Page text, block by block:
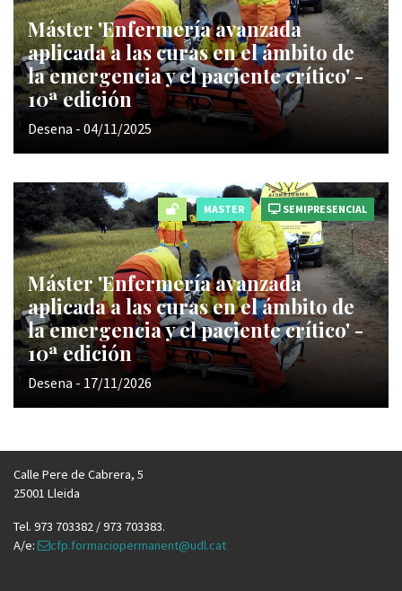
Máster 'Enfermería avanzada
aplicada a las curas en el ámbito de
la emergencia y el paciente crítico' -
10ª edición
Desena - 04/11/2025
MASTER SEMIPRESENCIAL
Máster 'Enfermería avanzada
aplicada a las curas en el ámbito de
la emergencia y el paciente crítico' -
10ª edición
Desena - 17/11/2026
Calle Pere de Cabrera, 5
25001 Lleida
Tel. 973 703382 / 973 703383.
A/e:
cfp.formaciopermanent@udl.cat